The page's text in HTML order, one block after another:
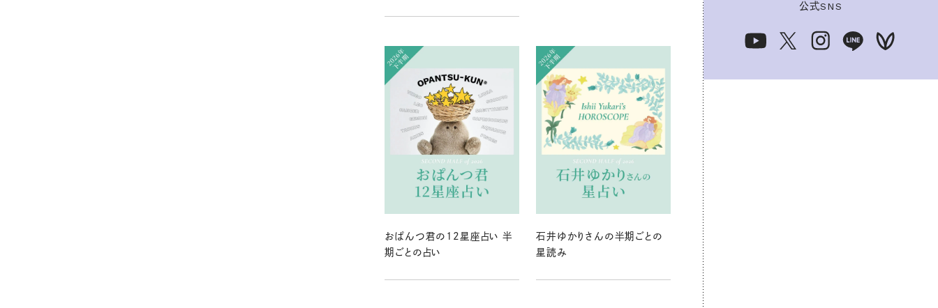
おぱんつ君の12星座占い 半
期ごとの占い
石井ゆかりさんの半期ごとの
星読み
公式SNS